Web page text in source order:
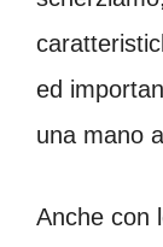
ed
una mano
Anche con